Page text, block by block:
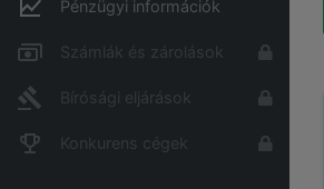
Pénzügyi információk
Számlák és zárolások
Bírósági eljárások
Konkurens cégek